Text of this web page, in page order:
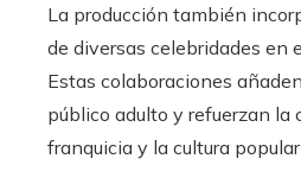
La producción también
de diversas celebridades en
Estas colaboraciones
público adulto y refuerzan la
franquicia y la cultura popular